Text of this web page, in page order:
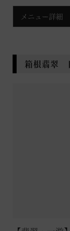
メニュー詳細
箱根翡翠